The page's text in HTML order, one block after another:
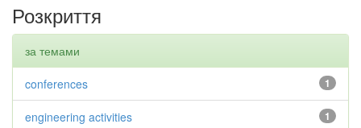
Розкриття
за темами
1
conferences
1
engineering activities